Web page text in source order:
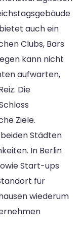
auch ein
Clubs, Bars
kann nicht
aufwarten,
Die
Ziele.
Städten
In Berlin
Start-ups
für
wiederum